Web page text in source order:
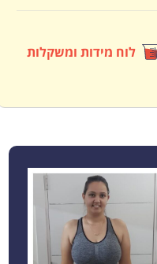
לוח מידות ומשקלות